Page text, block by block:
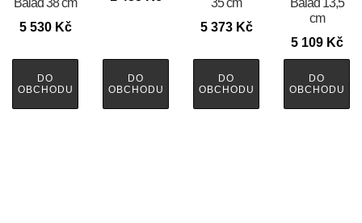
Balad 38 cm
5 530 Kč
DO
OBCHODU
DO
OBCHODU
35 cm
5 373 Kč
DO
OBCHODU
Balad 13,5
cm
5 109 Kč
DO
OBCHODU